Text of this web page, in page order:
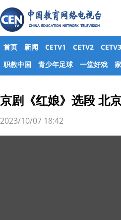
首页 新闻 CETV1 CETV2 CETV3
职教中国
青少年足球 一堂好戏
京剧《红娘》选段 北
2023/10/07 18:42